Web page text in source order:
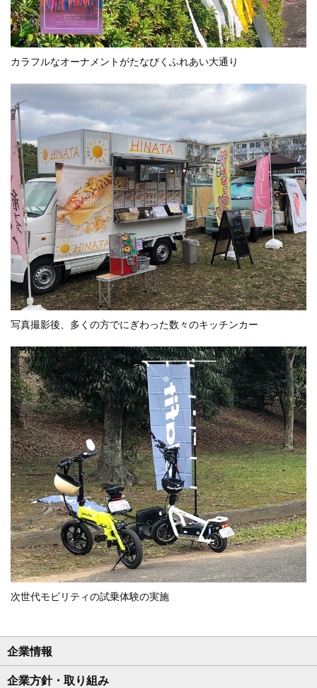
カラフルなオーナメントがたなびくふれあい大通り
写真撮影後、多くの方でにぎわった数々のキッチンカー
次世代モビリティの試乗体験の実施
企業情報
企業方針・取り組み